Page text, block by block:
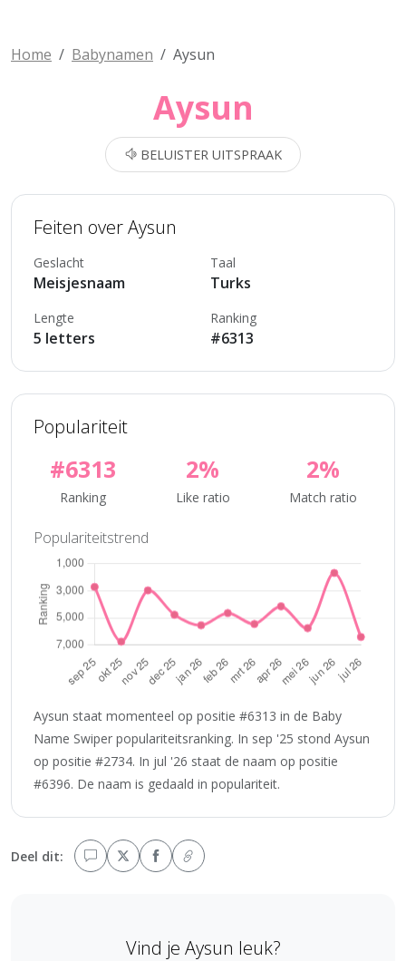
Home Babynamen Aysun
Aysun
BELUISTER UITSPRAAK
Feiten over Aysun
Geslacht
Meisjesnaam
Taal
Turks
Lengte
5 letters
Ranking
#6313
Populariteit
#6313
Ranking
2%
Like ratio
2%
Match ratio
Populariteitstrend
Aysun staat momenteel op positie #6313 in de Baby
Name Swiper populariteitsranking. In sep '25 stond Aysun
op positie #2734. In jul '26 staat de naam op positie
#6396. De naam is gedaald in populariteit.
Deel dit:
Vind je Aysun leuk?